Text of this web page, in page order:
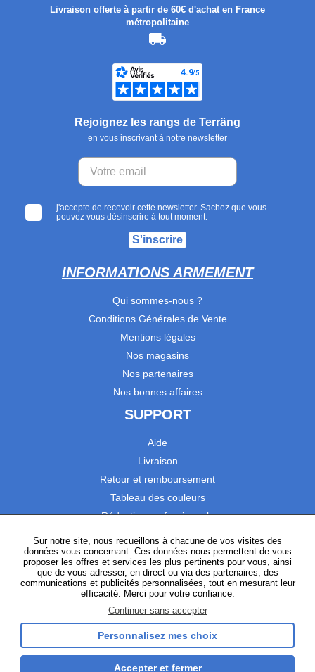
Livraison offerte à partir de 60€ d'achat en France
métropolitaine
Rejoignez les rangs de Terräng
en vous inscrivant à notre newsletter
j'accepte de recevoir cette newsletter. Sachez que vous
pouvez vous désinscrire à tout moment.
S'inscrire
INFORMATIONS ARMEMENT
Qui sommes-nous ?
Conditions Générales de Vente
Mentions légales
Nos magasins
Nos partenaires
Nos bonnes affaires
SUPPORT
Aide
Livraison
Retour et remboursement
Tableau des couleurs
Réduction professionnels
Satisfaction Clients
SUIVEZ-NOUS
InstagramTikTokFacebookYouTubeLinkedIn
Sur notre site, nous recueillons à chacune de vos visites des
données vous concernant. Ces données nous permettent de vous
proposer les offres et services les plus pertinents pour vous, ainsi
que de vous adresser, en direct ou via des partenaires, des
communications et publicités personnalisées, tout en mesurant leur
efficacité. Merci pour votre confiance.
Continuer sans accepter
Personnalisez mes choix
Accepter et fermer